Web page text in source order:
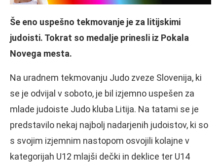
Še eno uspešno tekmovanje je za litijskimi
judoisti. Tokrat so medalje prinesli iz Pokala
Novega mesta.
Na uradnem tekmovanju Judo zveze Slovenija, ki
se je odvijal v soboto, je bil izjemno uspešen za
mlade judoiste Judo kluba Litija. Na tatami se je
predstavilo nekaj najbolj nadarjenih judoistov, ki so
s svojim izjemnim nastopom osvojili kolajne v
kategorijah U12 mlajši dečki in deklice ter U14